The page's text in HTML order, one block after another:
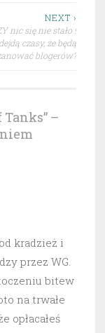
NEXT ›
nic się nie stało !
czasy, że będą
blogerów?
Tanks” –
kradzież i
przez WG.
bitew
na trwałe
opłacałeś